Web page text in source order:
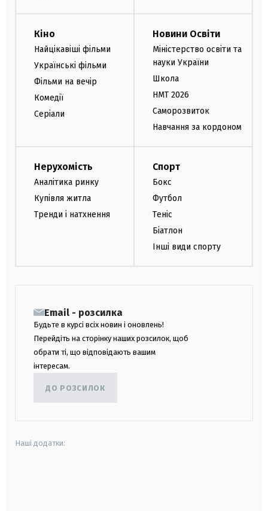
Кіно
Найцікавіші фільми
Українські фільми
Фільми на вечір
Комедії
Серіали
Новини Освіти
Міністерство освіти та
науки України
Школа
НМТ 2026
Саморозвиток
Навчання за кордоном
Нерухомість
Аналітика ринку
Купівля житла
Тренди і натхнення
Спорт
Бокс
Футбол
Теніс
Біатлон
Інші види спорту
Email - розсилка
Будьте в курсі всіх новин і оновлень!
Перейдіть на сторінку наших розсилок, щоб
обрати ті, що відповідають вашим
інтересам.
ДО РОЗСИЛОК
Наші додатки: